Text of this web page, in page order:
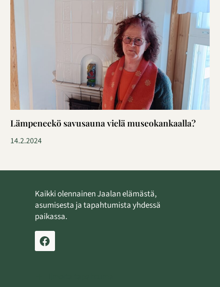
Lämpeneekö savusauna vielä museokankaalla?
14.2.2024
Kaikki olennainen Jaalan elämästä,
asumisesta ja tapahtumista yhdessä
paikassa.